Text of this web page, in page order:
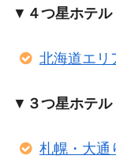
▼ ４つ星ホテル
北海道エリ
▼ ３つ星ホテル
札幌・大通